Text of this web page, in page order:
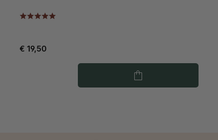
€ 19,50